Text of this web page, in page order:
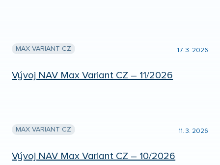
MAX VARIANT CZ 17. 3. 2026
Vývoj NAV Max Variant CZ – 11/2026
MAX VARIANT CZ 11. 3. 2026
Vývoj NAV Max Variant CZ – 10/2026